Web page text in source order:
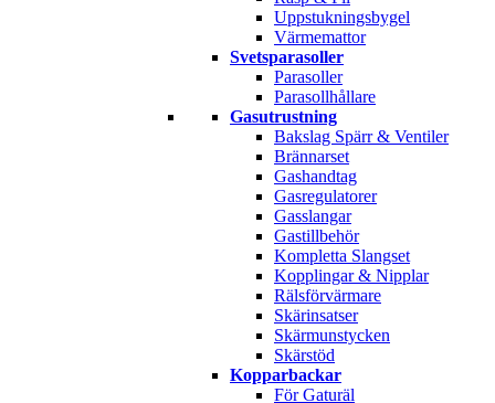
Uppstukningsbygel
Värmemattor
Svetsparasoller
Parasoller
Parasollhållare
Gasutrustning
Bakslag Spärr & Ventiler
Brännarset
Gashandtag
Gasregulatorer
Gasslangar
Gastillbehör
Kompletta Slangset
Kopplingar & Nipplar
Rälsförvärmare
Skärinsatser
Skärmunstycken
Skärstöd
Kopparbackar
För Gaturäl